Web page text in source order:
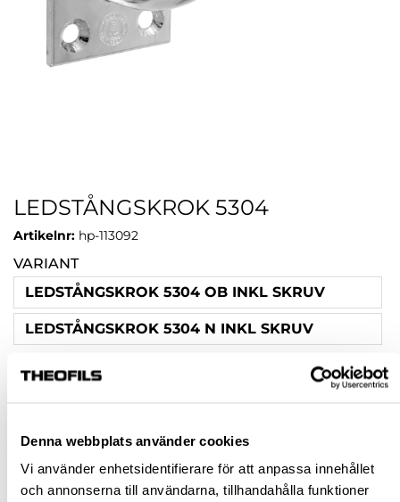
Denna webbplats använder cookies
Vi använder enhetsidentifierare för att anpassa innehållet
och annonserna till användarna, tillhandahålla funktioner
LEDSTÅNGSKROK 5304
Artikelnr: hp-113092
VARIANT
LEDSTÅNGSKROK 5304 OB INKL SKRUV
LEDSTÅNGSKROK 5304 N INKL SKRUV
Rensa val
VÄLJ VARIANT